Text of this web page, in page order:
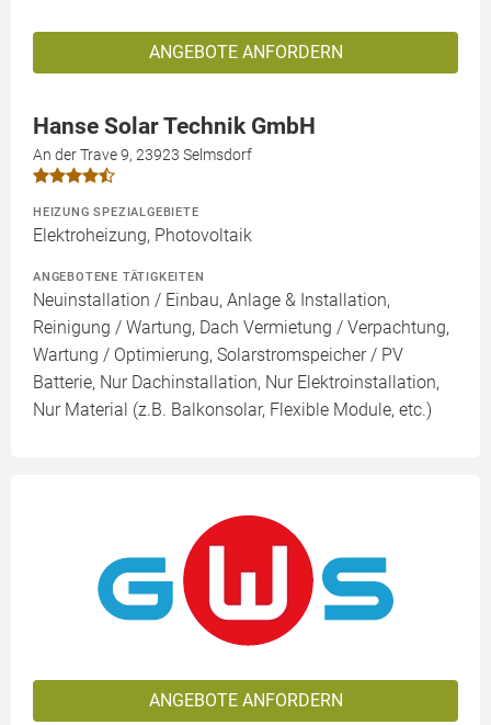
ANGEBOTE ANFORDERN
Hanse Solar Technik GmbH
An der Trave 9, 23923 Selmsdorf
HEIZUNG SPEZIALGEBIETE
Elektroheizung, Photovoltaik
ANGEBOTENE TÄTIGKEITEN
Neuinstallation / Einbau, Anlage & Installation,
Reinigung / Wartung, Dach Vermietung / Verpachtung,
Wartung / Optimierung, Solarstromspeicher / PV
Batterie, Nur Dachinstallation, Nur Elektroinstallation,
Nur Material (z.B. Balkonsolar, Flexible Module, etc.)
ANGEBOTE ANFORDERN